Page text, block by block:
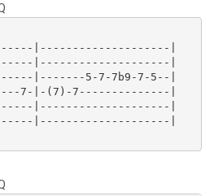
|--------------------|
|--------------------|
|-------5-7-7b9-7-5--|
7-|-(7)-7--------------|
|--------------------|
|--------------------|